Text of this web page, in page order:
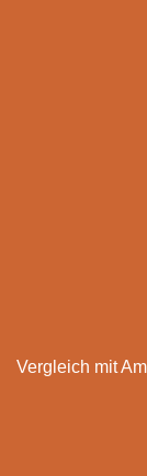
Vergleich mit